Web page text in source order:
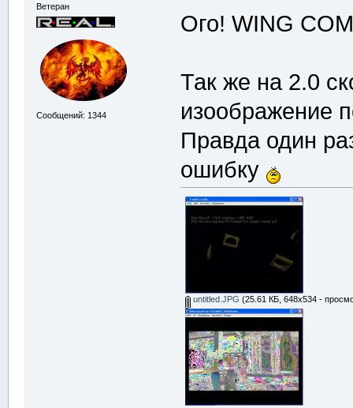
Ветеран
Сообщений: 1344
Ого! WING
Так же на 2.0
изоображение
Правда один
ошибку
untitled.JPG (25.61 КБ, 648x534 -